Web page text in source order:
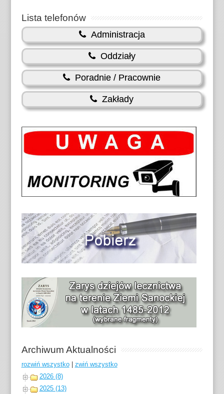
Lista telefonów
Administracja
Oddziały
Poradnie / Pracownie
Zakłady
Archiwum Aktualności
rozwiń wszystko| zwiń wszystko
2026 (8)
2025 (13)